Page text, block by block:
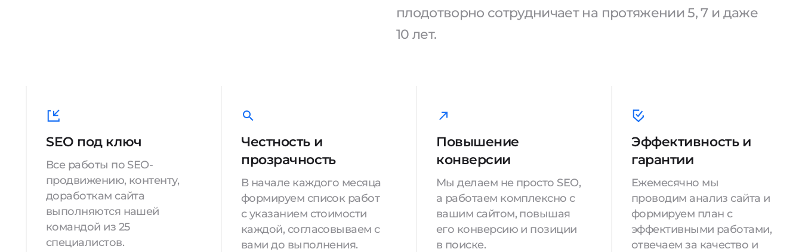
плодотворно сотрудничает на протяжении 5, 7 и даже
10 лет.
SEO под ключ
Все работы по SEO-
продвижению, контенту,
доработкам сайта
выполняются нашей
командой из 25
специалистов.
Честность и
прозрачность
В начале каждого месяца
формируем список работ
с указанием стоимости
каждой, согласовываем с
вами до выполнения.
Повышение
конверсии
Мы делаем не просто SEO,
а работаем комплексно с
вашим сайтом, повышая
его конверсию и позиции
в поиске.
Эффективность и
гарантии
Ежемесячно мы
проводим анализ сайта и
формируем план с
эффективными работами,
отвечаем за качество и